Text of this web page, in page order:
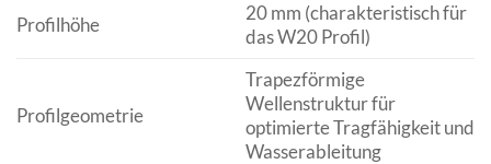
Profilhöhe
20 mm (charakteristisch für
das W20 Profil)
Profilgeometrie
Trapezförmige
Wellenstruktur für
optimierte Tragfähigkeit und
Wasserableitung